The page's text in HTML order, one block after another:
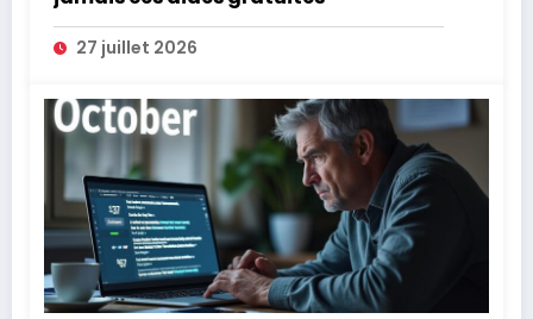
27 juillet 2026